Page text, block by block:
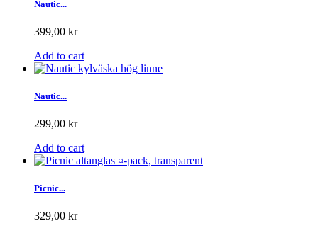
Nautic...
399,00 kr
Add to cart
Nautic...
299,00 kr
Add to cart
Picnic...
329,00 kr